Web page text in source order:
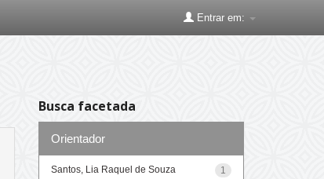
Entrar em:
Busca facetada
Orientador
1
Santos, Lia Raquel de Souza